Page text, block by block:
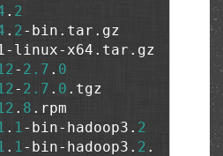
. 2
. 2 -bin.tar.gz
linux-x64.tar.gz
- 2.7 . 0
- 2.7 . 0 .tgz
. 8 .rpm
. 1 -bin-hadoop3. 2
. 1 -bin-hadoop3. 2 .